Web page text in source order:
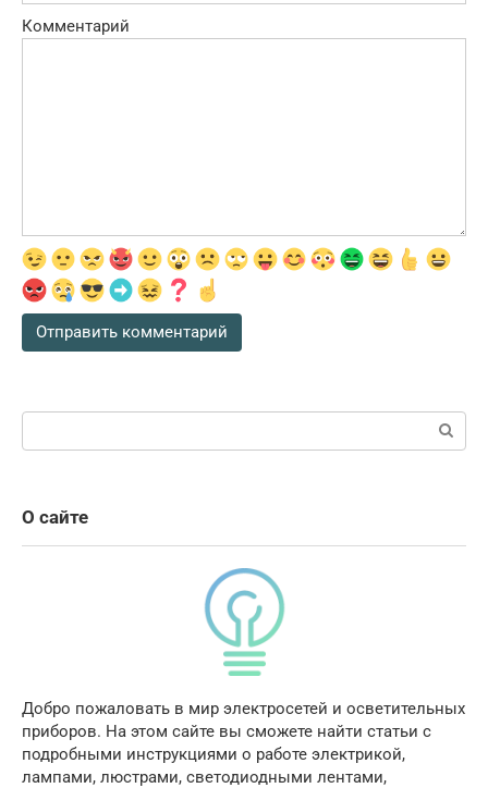
Комментарий
Поиск:
О сайте
Добро пожаловать в мир электросетей и осветительных
приборов. На этом сайте вы сможете найти статьи с
подробными инструкциями о работе электрикой,
лампами, люстрами, светодиодными лентами,